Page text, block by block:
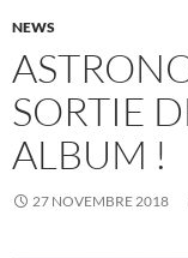
NEWS
SORTIE
ALBUM !
27 NOVEMBRE 2018